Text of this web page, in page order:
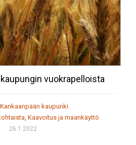
vuokrapelloista
Kankaanpään kaupunki
, Kaavoitus ja maankäyttö
26.1.2022